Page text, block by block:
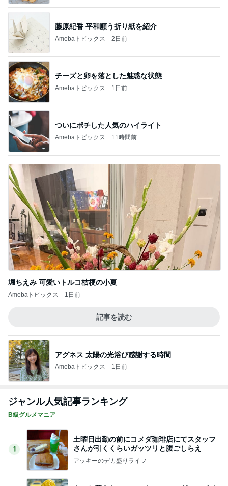
藤原紀香 平和願う折り紙を紹介
Amebaトピックス 2日前
チーズと卵を落とした魅惑な状態
Amebaトピックス 1日前
ついにポチした人気のハイライト
Amebaトピックス 11時間前
堀ちえみ 可愛いトルコ桔梗の小夏
Amebaトピックス 1日前
記事を読む
アグネス 太陽の光浴び感謝する時間
Amebaトピックス 1日前
ジャンル人気記事ランキング
B級グルメマニア
1
土曜日出勤の前にコメダ珈琲店にてスタッフ
さんが引くくらいガッツリと腹ごしらえ
アッキーのデカ盛りライフ